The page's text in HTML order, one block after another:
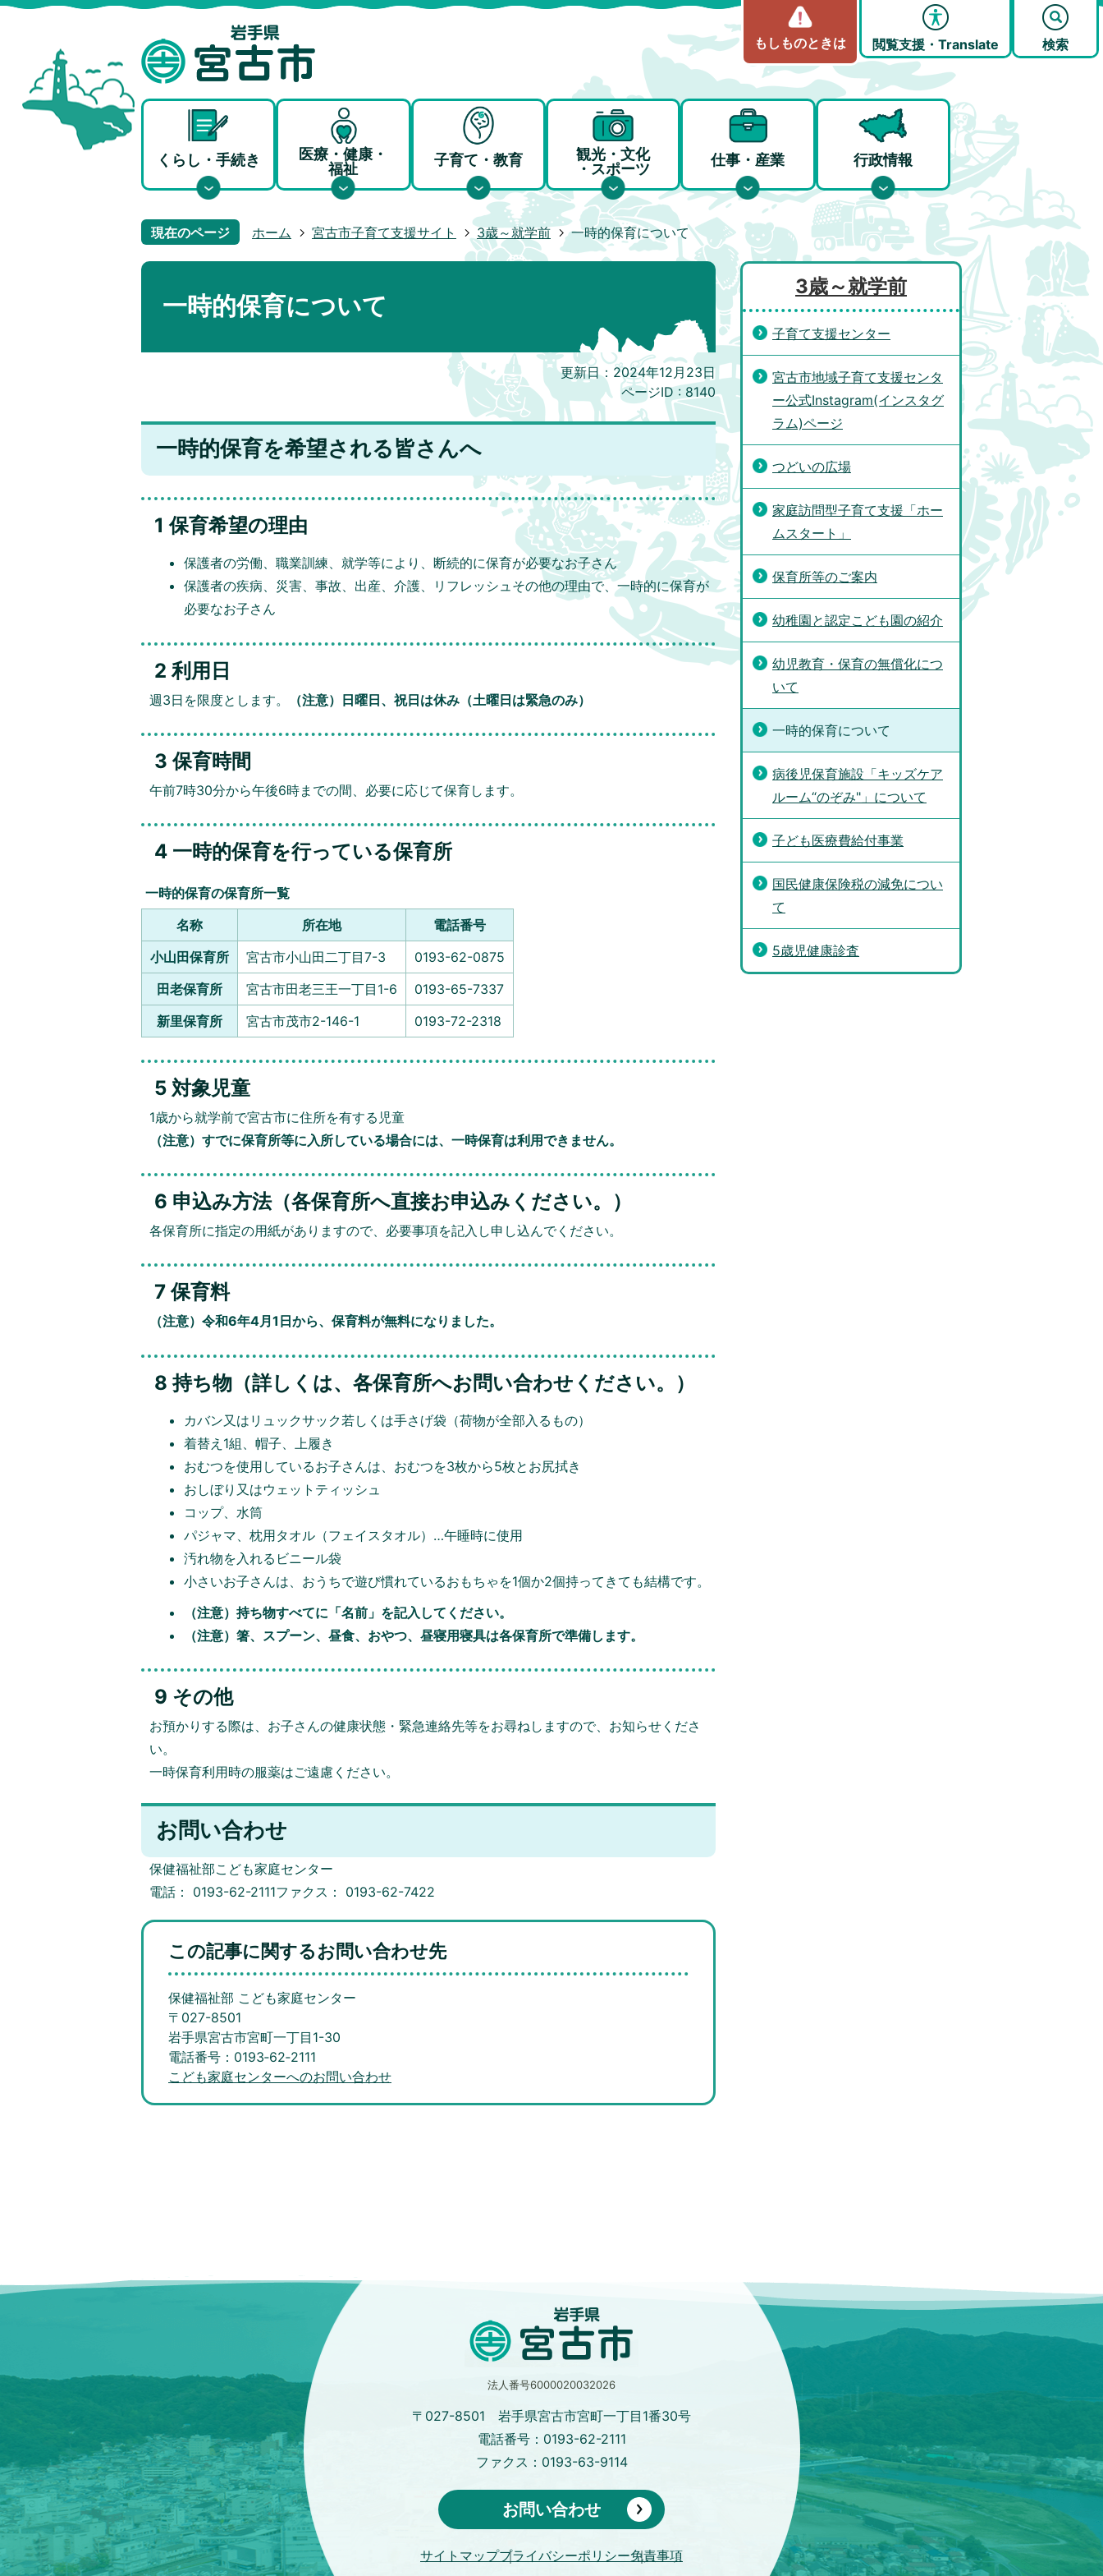
もしものときは 閲覧支援・Translate 検索
くらし・手続き
医療・健康・
福祉
子育て・教育
観光・文化
・スポーツ
仕事・産業 行政情報
現在のページ ホーム 宮古市子育て支援サイト 3歳～就学前 一時的保育について
一時的保育について
更新日：2024年12月23日
ページID : 8140
一時的保育を希望される皆さんへ
1 保育希望の理由
保護者の労働、職業訓練、就学等により、断続的に保育が必要なお子さん
保護者の疾病、災害、事故、出産、介護、リフレッシュその他の理由で、一時的に保育が
必要なお子さん
2 利用日
週3日を限度とします。 （注意）日曜日、祝日は休み（土曜日は緊急のみ）
3 保育時間
午前7時30分から午後6時までの間、必要に応じて保育します。
4 一時的保育を行っている保育所
一時的保育の保育所一覧
名称
所在地
電話番号
小山田保育所
宮古市小山田二丁目7-3
0193-62-0875
田老保育所
宮古市田老三王一丁目1-6
0193-65-7337
新里保育所
宮古市茂市2-146-1 0193-72-2318
5 対象児童
1歳から就学前で宮古市に住所を有する児童
（注意）すでに保育所等に入所している場合には、一時保育は利用できません。
6 申込み方法（各保育所へ直接お申込みください。）
各保育所に指定の用紙がありますので、必要事項を記入し申し込んでください。
7 保育料
（注意）令和6年4月1日から、保育料が無料になりました。
8 持ち物（詳しくは、各保育所へお問い合わせください。）
カバン又はリュックサック若しくは手さげ袋（荷物が全部入るもの）
着替え1組、帽子、上履き
おむつを使用しているお子さんは、おむつを3枚から5枚とお尻拭き
おしぼり又はウェットティッシュ
コップ、水筒
パジャマ、枕用タオル（フェイスタオル）…午睡時に使用
汚れ物を入れるビニール袋
小さいお子さんは、おうちで遊び慣れているおもちゃを1個か2個持ってきても結構です。
（注意）持ち物すべてに「名前」を記入してください。
（注意）箸、スプーン、昼食、おやつ、昼寝用寝具は各保育所で準備します。
9 その他
お預かりする際は、お子さんの健康状態・緊急連絡先等をお尋ねしますので、お知らせくださ
い。
一時保育利用時の服薬はご遠慮ください。
お問い合わせ
保健福祉部こども家庭センター
電話： 0193-62-2111ファクス： 0193-62-7422
この記事に関するお問い合わせ先
保健福祉部 こども家庭センター
〒027-8501
岩手県宮古市宮町一丁目1-30
電話番号：0193‐62‐2111
こども家庭センターへのお問い合わせ
3歳～就学前
子育て支援センター
宮古市地域子育て支援センタ
ー公式Instagram(インスタグ
ラム)ページ
つどいの広場
家庭訪問型子育て支援「ホー
ムスタート」
保育所等のご案内
幼稚園と認定こども園の紹介
幼児教育・保育の無償化につ
いて
一時的保育について
病後児保育施設「キッズケア
ルーム“のぞみ"」について
子ども医療費給付事業
国民健康保険税の減免につい
て
5歳児健康診査
法人番号6000020032026
〒027-8501 岩手県宮古市宮町一丁目1番30号
電話番号：0193-62-2111
ファクス：0193-63-9114
お問い合わせ
サイトマッププライバシーポリシー免責事項